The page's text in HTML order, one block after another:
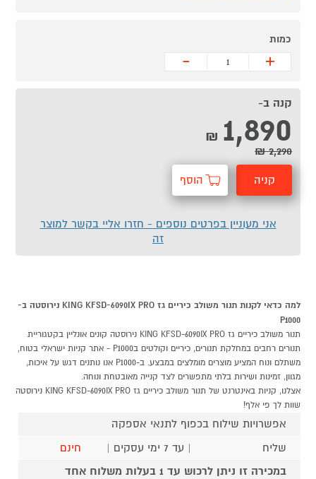
כמות
+
-
קנה ב-
1,890
₪
2,290 ₪
קניה הוסף
אני מעוניין בפרטים נוספים - חזרו אליי בקשר למוצר
זה
למה כדאי לקנות תנור משולב כיריים גז KING KFSD-6090IX PRO נירוסטה ב-
P1000
תנור משולב כיריים גז KING KFSD-6090IX PRO נירוסטה קונים אונליין בקטגוריית
תנורים רחבים במחלקת תנורים, כיריים וקולטים בP1000 - אתר קניות ישראלי בטוח,
משתלם ונוח המציע מוצרים מומלצים במבצע. ב-P1000 אנו נותנים דגש על איכות,
מגוון, זמינות ושירות בלתי מתפשרים לצד קנייה מאובטחת ונוחה.
אצלנו, קניות באינטרנט של תנור משולב כיריים גז KING KFSD-6090IX PRO נירוסטה
שוות לך פי אלף!
אפשרויות שילוח בכפוף לתנאי אספקה
שליח
| עד 7 ימי עסקים |
חינם
במכירה זו ניתן לרכוש עד 1 בעלות משלוח אחד